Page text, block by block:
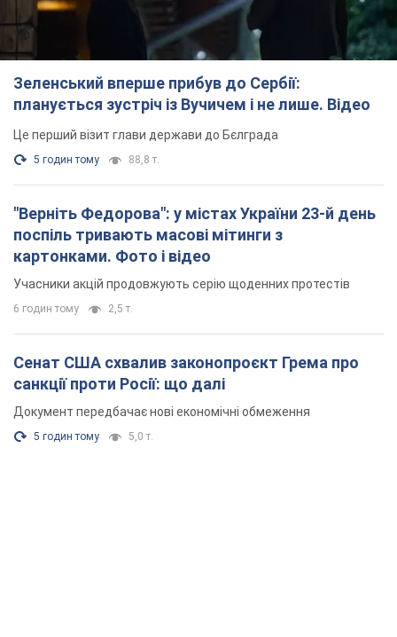
Зеленський вперше прибув до Сербії:
планується зустріч із Вучичем і не лише. Відео
Це перший візит глави держави до Бєлграда
5 годин тому 88,8 т.
"Верніть Федорова": у містах України 23-й день
поспіль тривають масові мітинги з
картонками. Фото і відео
Учасники акцій продовжують серію щоденних протестів
6 годин тому 2,5 т.
Сенат США схвалив законопроєкт Грема про
санкції проти Росії: що далі
Документ передбачає нові економічні обмеження
5 годин тому 5,0 т.